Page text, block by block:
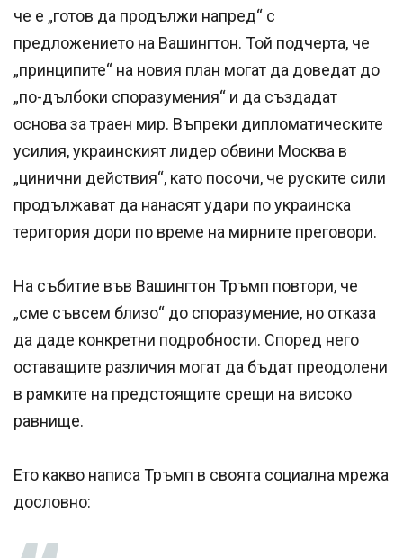
че е „готов да продължи напред“ с
предложението на Вашингтон. Той подчерта, че
„принципите“ на новия план могат да доведат до
„по-дълбоки споразумения“ и да създадат
основа за траен мир. Въпреки дипломатическите
усилия, украинският лидер обвини Москва в
„цинични действия“, като посочи, че руските сили
продължават да нанасят удари по украинска
територия дори по време на мирните преговори.
На събитие във Вашингтон Тръмп повтори, че
„сме съвсем близо“ до споразумение, но отказа
да даде конкретни подробности. Според него
оставащите различия могат да бъдат преодолени
в рамките на предстоящите срещи на високо
равнище.
Ето какво написа Тръмп в своята социална мрежа
дословно: